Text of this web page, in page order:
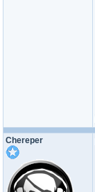
Chereper